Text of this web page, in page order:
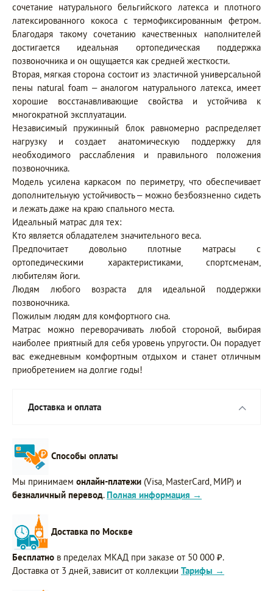
сочетание натурального бельгийского латекса и плотного
латексированного кокоса с термофиксированным фетром.
Благодаря такому сочетанию качественных наполнителей
достигается идеальная ортопедическая поддержка
позвоночника и он ощущается как средней жесткости.
Вторая, мягкая сторона состоит из эластичной универсальной
пены natural foam – аналогом натурального латекса, имеет
хорошие восстанавливающие свойства и устойчива к
многократной эксплуатации.
Независимый пружинный блок равномерно распределяет
нагрузку и создает анатомическую поддержку для
необходимого расслабления и правильного положения
позвоночника.
Модель усилена каркасом по периметру, что обеспечивает
дополнительную устойчивость – можно безбоязненно сидеть
и лежать даже на краю спального места.
Идеальный матрас для тех:
Кто является обладателем значительного веса.
Предпочитает довольно плотные матрасы с
ортопедическими характеристиками, спортсменам,
любителям йоги.
Людям любого возраста для идеальной поддержки
позвоночника.
Пожилым людям для комфортного сна.
Матрас можно переворачивать любой стороной, выбирая
наиболее приятный для себя уровень упругости. Он порадует
вас ежедневным комфортным отдыхом и станет отличным
приобретением на долгие годы!
Доставка и оплата
Способы оплаты
Мы принимаем онлайн-платежи (Visa, MasterCard, МИР) и
безналичный перевод. Полная информация →
Доставка по Москве
Бесплатно в пределах МКАД при заказе от 50 000 ₽.
Доставка от 3 дней, зависит от коллекции Тарифы →